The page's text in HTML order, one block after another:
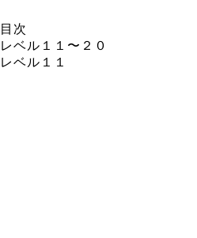
目次
レベル１１〜２０
レベル１１